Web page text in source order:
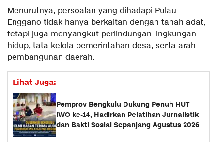
Menurutnya, persoalan yang dihadapi Pulau
Enggano tidak hanya berkaitan dengan tanah adat,
tetapi juga menyangkut perlindungan lingkungan
hidup, tata kelola pemerintahan desa, serta arah
pembangunan daerah.
Lihat Juga:
Pemprov Bengkulu Dukung Penuh HUT
IWO ke-14, Hadirkan Pelatihan Jurnalistik
dan Bakti Sosial Sepanjang Agustus 2026